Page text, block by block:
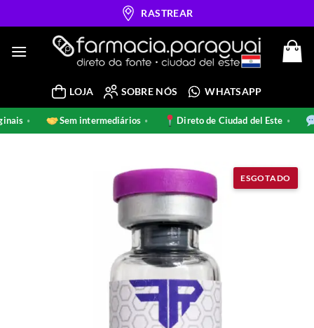
to
RASTREAR
LOJA SOBRE NÓS WHATSAPP
Sem intermediários Direto de Ciudad del Este